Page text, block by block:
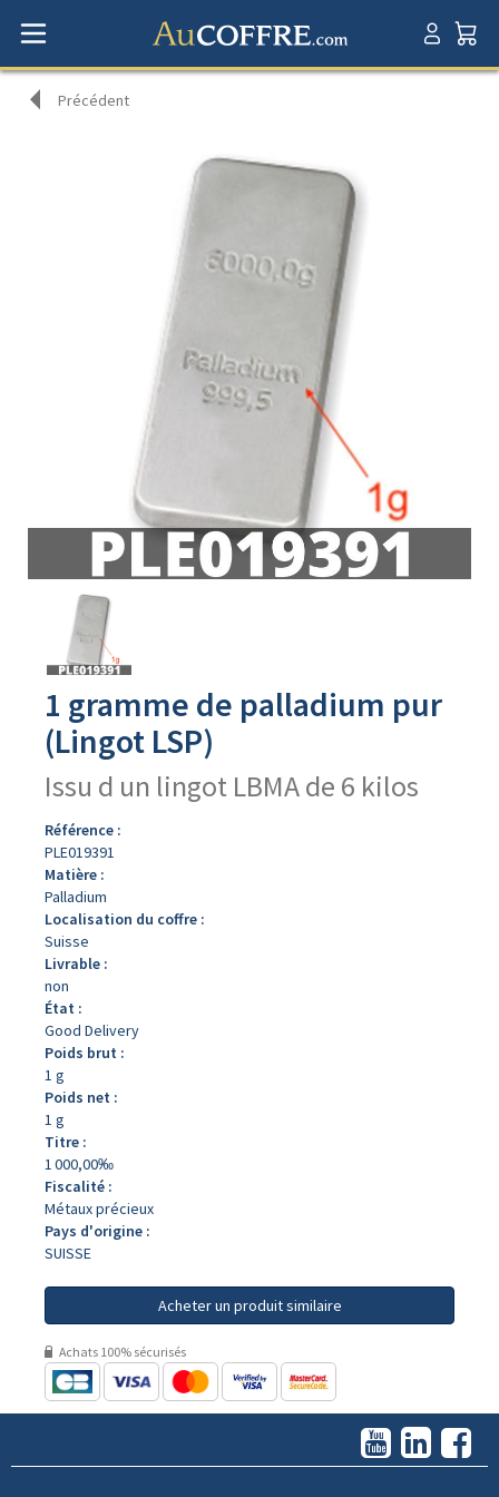
Précédent
produit
1 gramme de palladium pur
(Lingot LSP)
Issu d un lingot LBMA de 6 kilos
Référence :
PLE019391
Matière :
Palladium
Localisation du coffre :
Suisse
Livrable :
non
État :
Good Delivery
Poids brut :
1 g
Poids net :
1 g
Titre :
1 000,00‰
Fiscalité :
Métaux précieux
Pays d'origine :
SUISSE
Acheter un produit similaire
Achats 100% sécurisés